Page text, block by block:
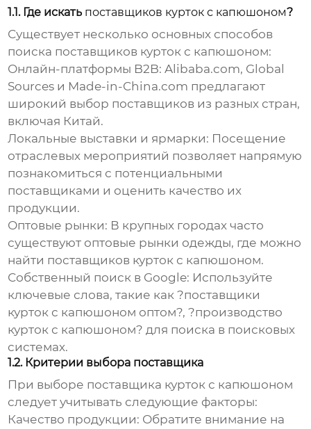
1.1. Где искать поставщиков курток с капюшоном?
Существует несколько основных способов
поиска поставщиков курток с капюшоном:
Онлайн-платформы B2B: Alibaba.com, Global
Sources и Made-in-China.com предлагают
широкий выбор поставщиков из разных стран,
включая Китай.
Локальные выставки и ярмарки: Посещение
отраслевых мероприятий позволяет напрямую
познакомиться с потенциальными
поставщиками и оценить качество их
продукции.
Оптовые рынки: В крупных городах часто
существуют оптовые рынки одежды, где можно
найти поставщиков курток с капюшоном.
Собственный поиск в Google: Используйте
ключевые слова, такие как ?поставщики
курток с капюшоном оптом?, ?производство
курток с капюшоном? для поиска в поисковых
системах.
1.2. Критерии выбора поставщика
При выборе поставщика курток с капюшоном
следует учитывать следующие факторы:
Качество продукции: Обратите внимание на